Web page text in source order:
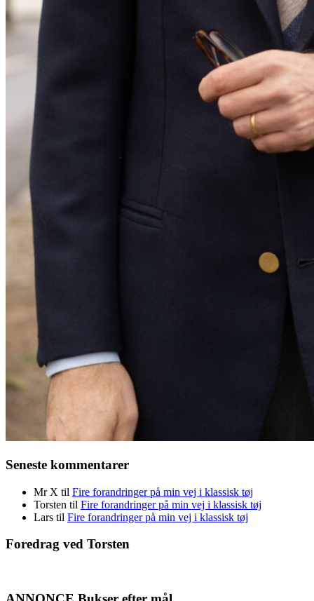
Seneste kommentarer
Mr X til Fire forandringer på min vej i klassisk tøj
Torsten til Fire forandringer på min vej i klassisk tøj
Lars til Fire forandringer på min vej i klassisk tøj
Foredrag ved Torsten